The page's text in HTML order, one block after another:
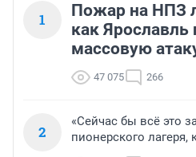
1
Пожар на НПЗ
как
массовую
47 075 266
2
«Сейчас бы всё это
пионерского лагеря,